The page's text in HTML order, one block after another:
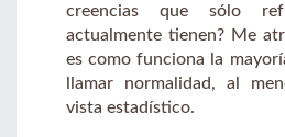
creencias que sólo
actualmente tienen? Me
es como funciona la
llamar normalidad, al
vista estadístico.